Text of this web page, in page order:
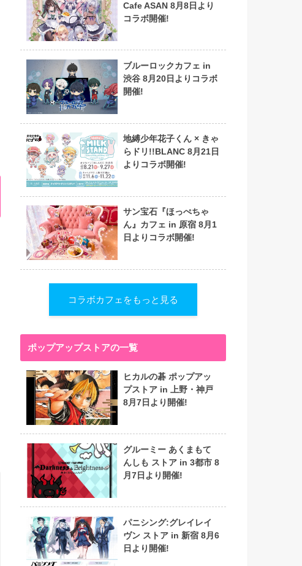
Cafe ASAN 8月8日より
コラボ開催!
ブルーロックカフェ in
渋谷 8月20日よりコラボ
開催!
地縛少年花子くん × きゃ
らドリ!!BLANC 8月21日
よりコラボ開催!
サン宝石『ほっぺちゃ
ん』カフェ in 原宿 8月1
日よりコラボ開催!
コラボカフェをもっと見る
ポップアップストアの一覧
ヒカルの碁 ポップアッ
プストア in 上野・神戸
8月7日より開催!
グルーミー あくまもて
んしも ストア in 3都市 8
月7日より開催!
パニシング:グレイレイ
ヴン ストア in 新宿 8月6
日より開催!